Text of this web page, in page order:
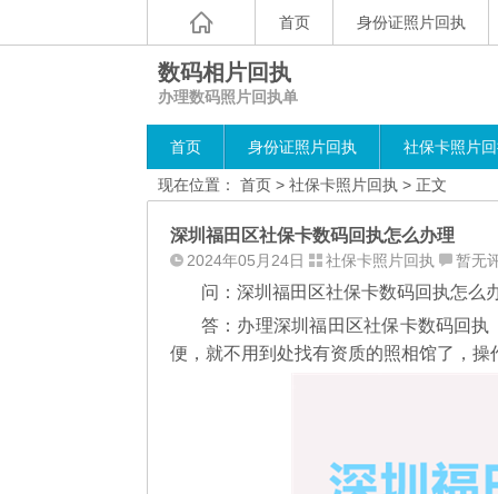
首页 身份证照片回执
数码相片回执
办理数码照片回执单
首页 身份证照片回执 社保卡照片
现在位置： 首页 > 社保卡照片回执 > 正文
深圳福田区社保卡数码回执怎么办理
2024年05月24日 社保卡照片回执 暂无
问：深圳福田区社保卡数码回执怎么
答：办理深圳福田区社保卡数码回
便，就不用到处找有资质的照相馆了，操